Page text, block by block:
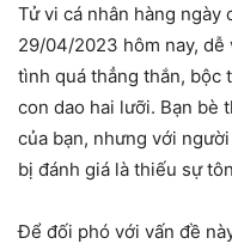
Tử vi cá nhân hàng ngày
29/04/2023 hôm nay,
tình quá thẳng thắn, bộc
con dao hai lưỡi. Bạn bè
của bạn, nhưng với
bị đánh giá là thiếu sự
Để đối phó với vấn đề